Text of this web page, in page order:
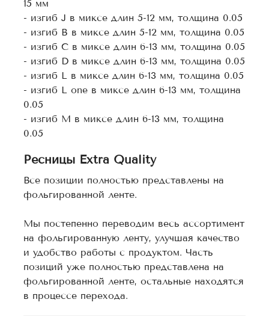
15 мм
- изгиб J в миксе длин 5-12 мм, толщина 0.05
- изгиб B в миксе длин 5-12 мм, толщина 0.05
- изгиб C в миксе длин 6-13 мм, толщина 0.05
- изгиб D в миксе длин 6-13 мм, толщина 0.05
- изгиб L в миксе длин 6-13 мм, толщина 0.05
- изгиб L one в миксе длин 6-13 мм, толщина
0.05
- изгиб M в миксе длин 6-13 мм, толщина
0.05
Ресницы Extra Quality
Все позиции полностью представлены на
фольгированной ленте.
Мы постепенно переводим весь ассортимент
на фольгированную ленту, улучшая качество
и удобство работы с продуктом. Часть
позиций уже полностью представлена на
фольгированной ленте, остальные находятся
в процессе перехода.